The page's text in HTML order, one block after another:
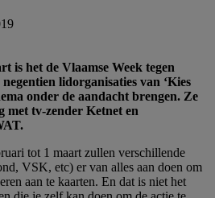
is het de Vlaamse Week tegen
lidorganisaties van ‘Kies
onder de aandacht brengen. Ze
met tv-zender Ketnet en
tot 1 maart zullen verschillende
VSK, etc) er van alles aan doen om
aan te kaarten. En dat is niet het